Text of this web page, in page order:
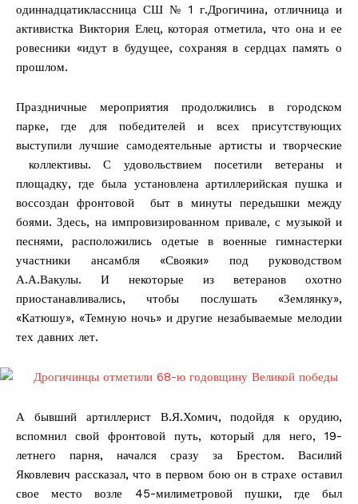
одиннадцатиклассница СШ № 1 г.Дрогичина, отличница и
активистка Виктория Елец, которая отметила, что она и ее
ровесники «идут в будущее, сохраняя в сердцах память о
прошлом.
Праздничные мероприятия продолжились в городском
парке, где для победителей и всех присутствующих
выступили лучшие самодеятельные артисты и творческие
коллективы. С удовольствием посетили ветераны и
площадку, где была установлена артиллерийская пушка и
воссоздан фронтовой быт в минуты передышки между
боями. Здесь, на импровизированном привале, с музыкой и
песнями, расположились одетые в военные гимнастерки
участники ансамбля «Свояки» под руководством
А.А.Вакулы. И некоторые из ветеранов охотно
приостанавливались, чтобы послушать «Землянку»,
«Катюшу», «Темную ночь» и другие незабываемые мелодии
тех давних лет.
А бывший артиллерист В.Я.Хомич, подойдя к орудию,
вспомнил свой фронтовой путь, который для него, 19-
летнего парня, начался сразу за Брестом. Василий
Яковлевич рассказал, что в первом бою он в страхе оставил
свое место возле 45-милиметровой пушки, где был